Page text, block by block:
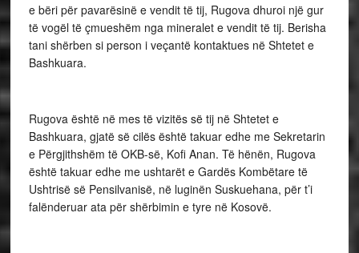
e bëri për pavarësinë e vendit të tij, Rugova dhuroi një gur
të vogël të çmueshëm nga mineralet e vendit të tij. Berisha
tani shërben si person i veçantë kontaktues në Shtetet e
Bashkuara.
Rugova është në mes të vizitës së tij në Shtetet e
Bashkuara, gjatë së cilës është takuar edhe me Sekretarin
e Përgjithshëm të OKB-së, Kofi Anan. Të hënën, Rugova
është takuar edhe me ushtarët e Gardës Kombëtare të
Ushtrisë së Pensilvanisë, në luginën Suskuehana, për t’i
falënderuar ata për shërbimin e tyre në Kosovë.